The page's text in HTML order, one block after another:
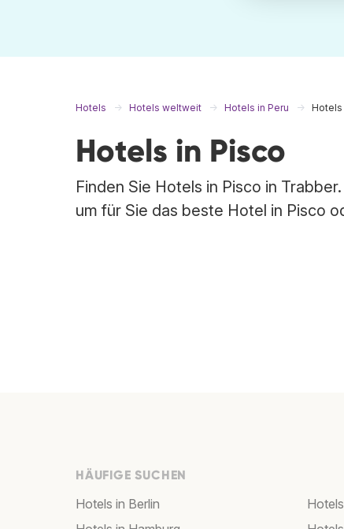
Hotels Hotels weltweit Hotels in Peru Hotels
Hotels in Pisco
Finden Sie Hotels in Pisco in
um für Sie das beste Hotel in Pisco
HÄUFIGE SUCHEN
Hotels in Berlin